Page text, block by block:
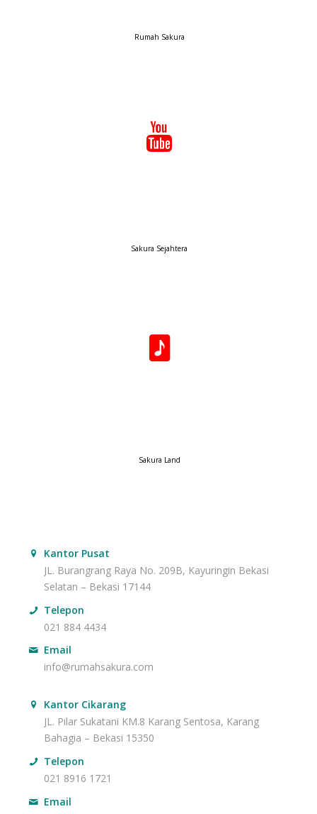
Rumah Sakura
Sakura Sejahtera
Sakura Land
Kantor Pusat
JL. Burangrang Raya No. 209B, Kayuringin Bekasi
Selatan – Bekasi 17144
Telepon
021 884 4434
Email
info@rumahsakura.com
Kantor Cikarang
JL. Pilar Sukatani KM.8 Karang Sentosa, Karang
Bahagia – Bekasi 15350
Telepon
021 8916 1721
Email